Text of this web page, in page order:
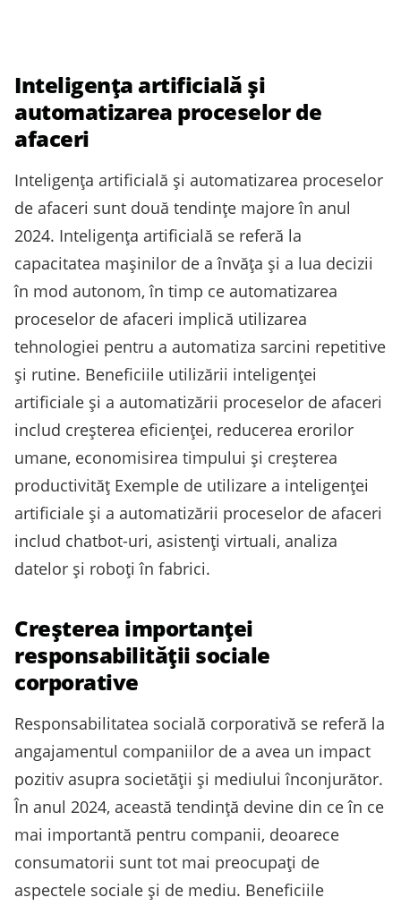
Inteligența artificială și
automatizarea proceselor de
afaceri
Inteligența artificială și automatizarea proceselor
de afaceri sunt două tendințe majore în anul
2024. Inteligența artificială se referă la
capacitatea mașinilor de a învăța și a lua decizii
în mod autonom, în timp ce automatizarea
proceselor de afaceri implică utilizarea
tehnologiei pentru a automatiza sarcini repetitive
și rutine. Beneficiile utilizării inteligenței
artificiale și a automatizării proceselor de afaceri
includ creșterea eficienței, reducerea erorilor
umane, economisirea timpului și creșterea
productivităț Exemple de utilizare a inteligenței
artificiale și a automatizării proceselor de afaceri
includ chatbot-uri, asistenți virtuali, analiza
datelor și roboți în fabrici.
Creșterea importanței
responsabilității sociale
corporative
Responsabilitatea socială corporativă se referă la
angajamentul companiilor de a avea un impact
pozitiv asupra societății și mediului înconjurător.
În anul 2024, această tendință devine din ce în ce
mai importantă pentru companii, deoarece
consumatorii sunt tot mai preocupați de
aspectele sociale și de mediu. Beneficiile